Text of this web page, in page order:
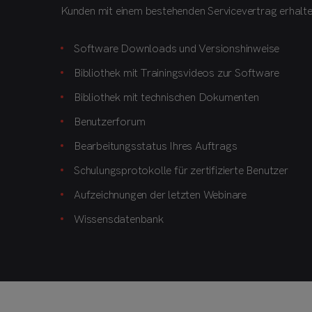
Kunden mit einem bestehenden Servicevertrag
Software Downloads und Versionshinweise
Bibliothek mit Trainingsvideos zur Software
Bibliothek mit technischen Dokumenten
Benutzerforum
Bearbeitungsstatus Ihres Auftrags
Schulungsprotokolle für zertifizierte Benutzer
Aufzeichnungen der letzten Webinare
Wissensdatenbank
Mit einem Service-Wartungsvertrag können unsere
Es ist Teil unserer Kundenphilosophie neue
Kunden, von der Produktweiterentwicklung in Form
Sämtliche Aktivitäten und auftretende Probleme
Informationen auch zur Überwachung von Trends in